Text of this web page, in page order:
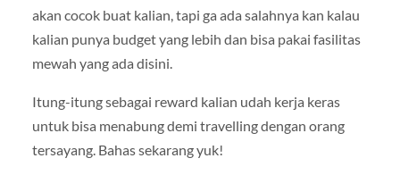
akan cocok buat kalian, tapi ga ada salahnya kan kalau
kalian punya budget yang lebih dan bisa pakai fasilitas
mewah yang ada disini.
Itung-itung sebagai reward kalian udah kerja keras
untuk bisa menabung demi travelling dengan orang
tersayang. Bahas sekarang yuk!